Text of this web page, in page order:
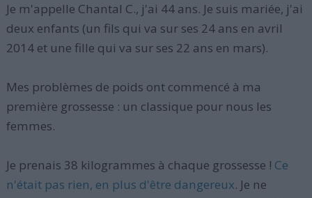
Je m'appelle Chantal C., j'ai 44 ans. Je suis mariée, j'ai
deux enfants (un fils qui va sur ses 24 ans en avril
2014 et une fille qui va sur ses 22 ans en mars).
Mes problèmes de poids ont commencé à ma
première grossesse : un classique pour nous les
femmes.
Je prenais 38 kilogrammes à chaque grossesse ! Ce
n'était pas rien, en plus d'être dangereux. Je ne